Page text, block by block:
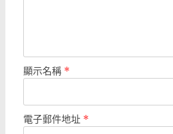
顯示名稱 *
電子郵件地址 *